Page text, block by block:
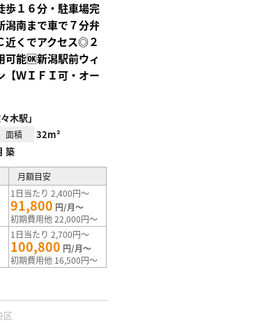
歩１６分・駐車場完
潟南まで車で７分弁
近くでアクセス◎２
可能🆗新潟駅前ウィ
【ＷＩＦＩ可・オー
木駅」
面積 32m²
築
月額目安
1日当たり 2,400円～
91,800 円/月～
初期費用他 22,000円～
1日当たり 2,700円～
100,800 円/月～
初期費用他 16,500円～
区